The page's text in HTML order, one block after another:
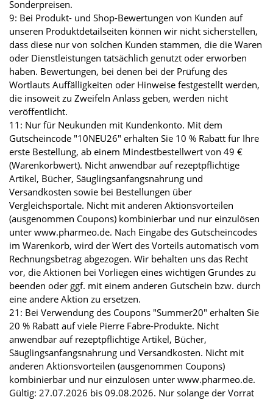
Sonderpreisen.
9: Bei Produkt- und Shop-Bewertungen von Kunden auf
unseren Produktdetailseiten können wir nicht sicherstellen,
dass diese nur von solchen Kunden stammen, die die Waren
oder Dienstleistungen tatsächlich genutzt oder erworben
haben. Bewertungen, bei denen bei der Prüfung des
Wortlauts Auffälligkeiten oder Hinweise festgestellt werden,
die insoweit zu Zweifeln Anlass geben, werden nicht
veröffentlicht.
11: Nur für Neukunden mit Kundenkonto. Mit dem
Gutscheincode "10NEU26" erhalten Sie 10 % Rabatt für Ihre
erste Bestellung, ab einem Mindestbestellwert von 49 €
(Warenkorbwert). Nicht anwendbar auf rezeptpflichtige
Artikel, Bücher, Säuglingsanfangsnahrung und
Versandkosten sowie bei Bestellungen über
Vergleichsportale. Nicht mit anderen Aktionsvorteilen
(ausgenommen Coupons) kombinierbar und nur einzulösen
unter www.pharmeo.de. Nach Eingabe des Gutscheincodes
im Warenkorb, wird der Wert des Vorteils automatisch vom
Rechnungsbetrag abgezogen. Wir behalten uns das Recht
vor, die Aktionen bei Vorliegen eines wichtigen Grundes zu
beenden oder ggf. mit einem anderen Gutschein bzw. durch
eine andere Aktion zu ersetzen.
21: Bei Verwendung des Coupons "Summer20" erhalten Sie
20 % Rabatt auf viele Pierre Fabre-Produkte. Nicht
anwendbar auf rezeptpflichtige Artikel, Bücher,
Säuglingsanfangsnahrung und Versandkosten. Nicht mit
anderen Aktionsvorteilen (ausgenommen Coupons)
kombinierbar und nur einzulösen unter www.pharmeo.de.
Gültig: 27.07.2026 bis 09.08.2026. Nur solange der Vorrat